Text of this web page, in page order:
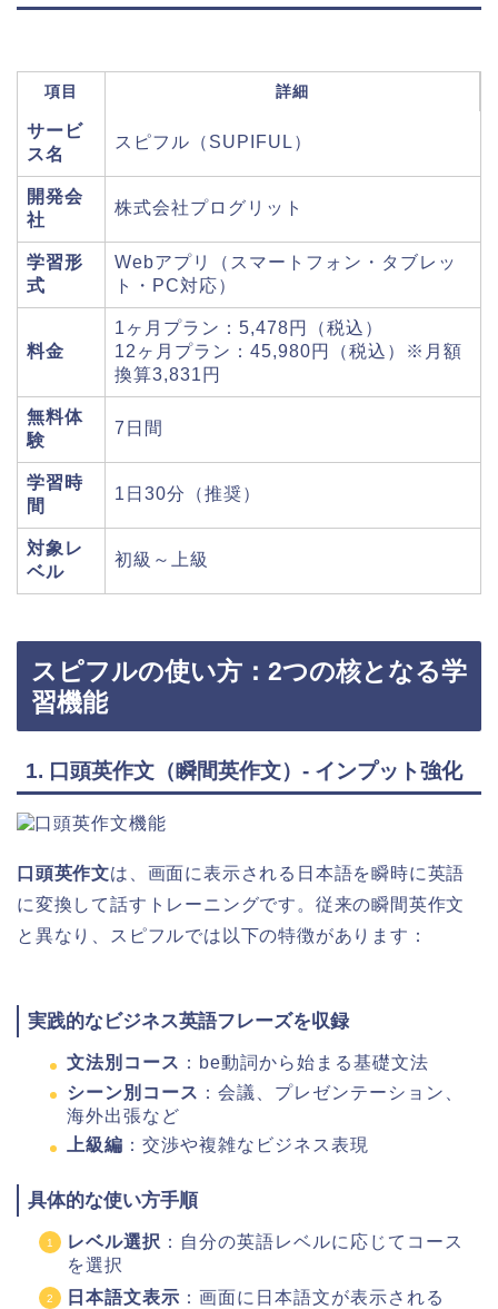
項目 詳細
サービ
ス名
スピフル（SUPIFUL）
開発会
社
株式会社プログリット
学習形
式
Webアプリ（スマートフォン・タブレッ
ト・PC対応）
料金
1ヶ月プラン：5,478円（税込）
12ヶ月プラン：45,980円（税込）※月額
換算3,831円
無料体
験
7日間
学習時
間
1日30分（推奨）
対象レ
ベル
初級～上級
スピフルの使い方：2つの核となる学
習機能
1. 口頭英作文（瞬間英作文）- インプット強化
口頭英作文は、画面に表示される日本語を瞬時に英語
に変換して話すトレーニングです。従来の瞬間英作文
と異なり、スピフルでは以下の特徴があります：
実践的なビジネス英語フレーズを収録
文法別コース ：be動詞から始まる基礎文法
シーン別コース ：会議、プレゼンテーション、
海外出張など
上級編 ：交渉や複雑なビジネス表現
具体的な使い方手順
レベル選択 ：自分の英語レベルに応じてコース
を選択
日本語文表示 ：画面に日本語文が表示される